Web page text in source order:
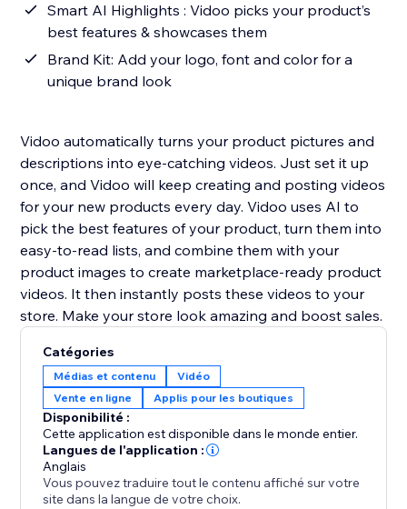
Smart AI Highlights : Vidoo picks your product’s
best features & showcases them
Brand Kit: Add your logo, font and color for a
unique brand look
Vidoo automatically turns your product pictures and
descriptions into eye-catching videos. Just set it up
once, and Vidoo will keep creating and posting videos
for your new products every day. Vidoo uses AI to
pick the best features of your product, turn them into
easy-to-read lists, and combine them with your
product images to create marketplace-ready product
videos. It then instantly posts these videos to your
store. Make your store look amazing and boost sales.
Catégories
Médias et contenu
Vidéo
Vente en ligne
Applis pour les boutiques
Disponibilité :
Cette application est disponible dans le monde entier.
Langues de l'application :
Anglais
Vous pouvez traduire tout le contenu affiché sur votre
site dans la langue de votre choix.